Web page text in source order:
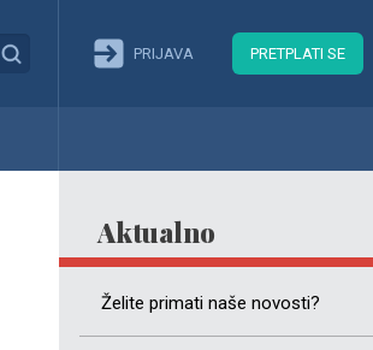
PRIJAVA PRETPLATI SE
Aktualno
Želite primati naše novosti?